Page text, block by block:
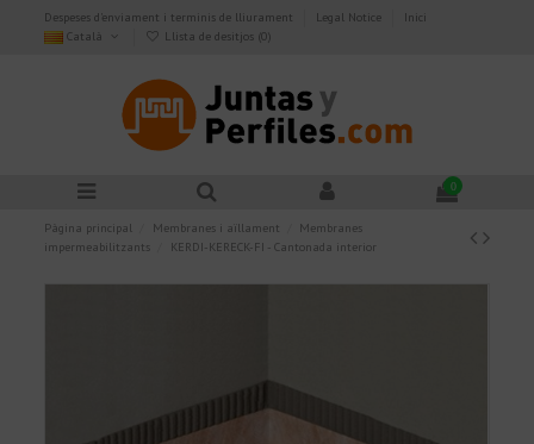
Despeses d'enviament i terminis de lliurament Legal Notice
Inici
Català
Llista de desitjos (0)
0
Pàgina principal Membranes i aïllament
Membranes
impermeabilitzants
KERDI-KERECK-FI - Cantonada interior